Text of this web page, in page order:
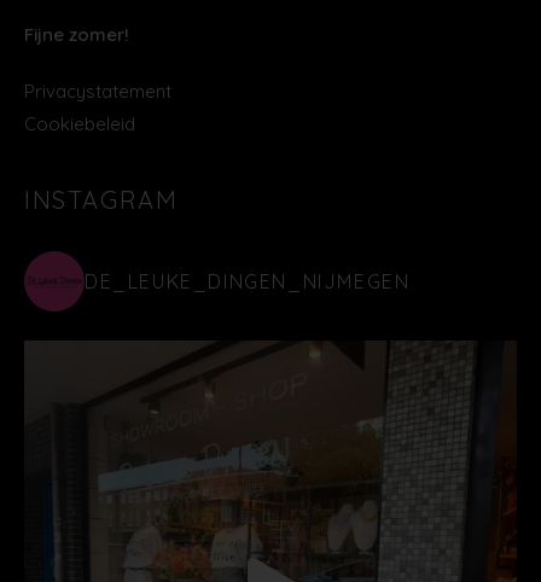
Fijne zomer!
Privacystatement
Cookiebeleid
INSTAGRAM
DE_LEUKE_DINGEN_NIJMEGEN